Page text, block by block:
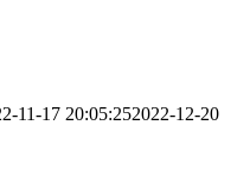
11-17 20:05:252022-12-20